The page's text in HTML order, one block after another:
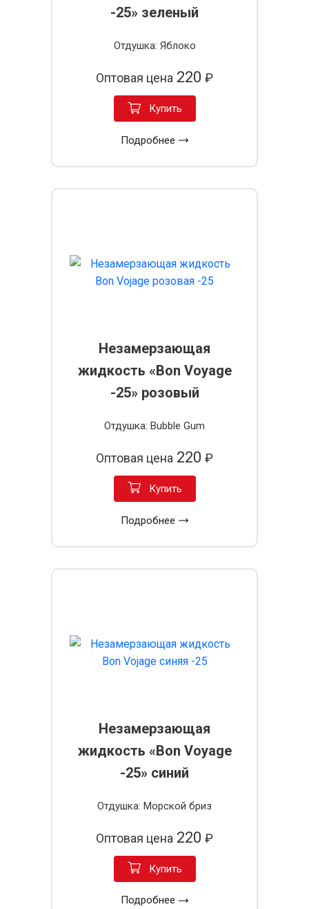
-25» зеленый
Отдушка: Яблоко
Оптовая цена 220 ₽
Купить
Подробнее
Незамерзающая
жидкость «Bon Voyage
-25» розовый
Отдушка: Bubble Gum
Оптовая цена 220 ₽
Купить
Подробнее
Незамерзающая
жидкость «Bon Voyage
-25» синий
Отдушка: Морской бриз
Оптовая цена 220 ₽
Купить
Подробнее